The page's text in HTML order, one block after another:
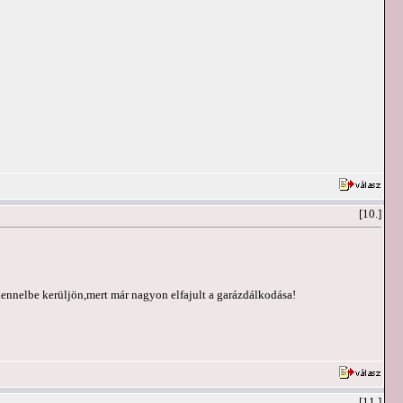
[10.]
kerüljön,mert már nagyon elfajult a garázdálkodása!